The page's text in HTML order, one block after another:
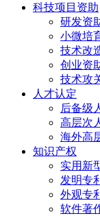
科技项目资助
研发资
小微培
技术改
创业资
技术攻
人才认定
后备级
高层次
海外高
知识产权
实用新
发明专
外观专
软件著